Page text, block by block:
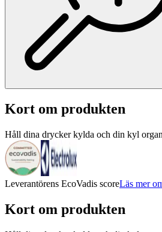
Kort om produkten
Håll dina drycker kylda och din kyl
Leverantörens EcoVadis scoreLäs mer
Kort om produkten